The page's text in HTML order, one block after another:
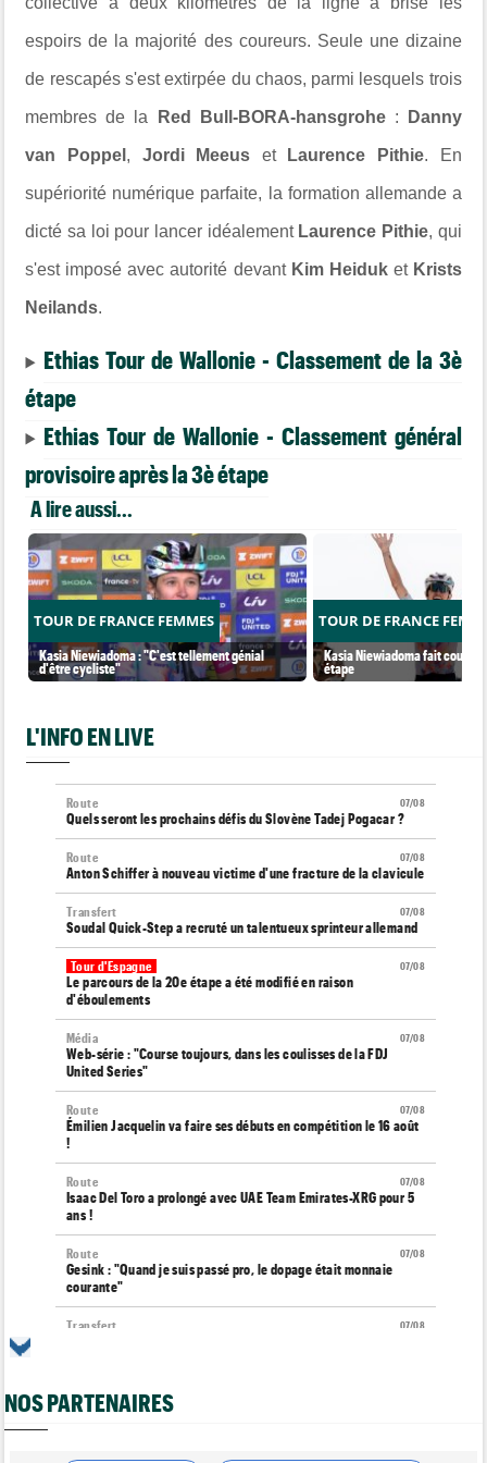
espoirs de la majorité des coureurs. Seule une dizaine
de rescapés s'est extirpée du chaos, parmi lesquels trois
membres de la Red Bull-BORA-hansgrohe: Danny
van Poppel , Jordi Meeus et Laurence Pithie. En
supériorité numérique parfaite, la formation allemande a
dicté sa loi pour lancer idéalement Laurence Pithie, qui
s'est imposé avec autorité devant Kim Heiduket Krists
Neilands.
Ethias Tour de Wallonie - Classement de la 3è
étape
Ethias Tour de Wallonie - Classement général
provisoire après la 3è étape
A lire aussi...
TOUR DE FRANCE FEMMES
Kasia Niewiadoma : "C'est tellement génial
d'être cycliste"
TOUR DE FRANCE
Kasia Niewiadoma fait coup
étape
L'INFO EN LIVE
07/08
Route
Quels seront les prochains défis du Slovène Tadej Pogacar ?
07/08
Route
Anton Schiffer à nouveau victime d'une fracture de la clavicule
07/08
Transfert
Soudal Quick-Step a recruté un talentueux sprinteur allemand
07/08
Tour d'Espagne
Le parcours de la 20e étape a été modifié en raison
d'éboulements
07/08
Média
Web-série : "Course toujours, dans les coulisses de la FDJ
United Series"
07/08
Route
Émilien Jacquelin va faire ses débuts en compétition le 16 août
!
07/08
Route
Isaac Del Toro a prolongé avec UAE Team Emirates-XRG pour 5
ans !
07/08
Route
Gesink : "Quand je suis passé pro, le dopage était monnaie
courante"
07/08
Transfert
Transfert
Lotto-Intermarché fait passer pro trois jeunes de sa formation
NOS PARTENAIRES